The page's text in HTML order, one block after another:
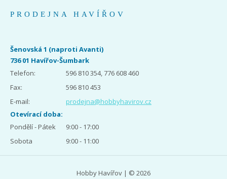
PRODEJNA HAVÍŘOV
Šenovská 1 (naproti Avanti)
736 01 Havířov-Šumbark
Telefon:
596 810 354, 776 608 460
Fax:
596 810 453
E-mail:
prodejna@hobbyhavirov.cz
Otevírací doba:
Pondělí - Pátek
9:00 - 17:00
Sobota
9:00 - 11:00
Hobby Havířov | © 2026